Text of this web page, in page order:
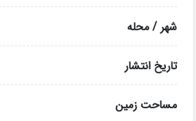
شهر / محله
تاریخ انتشار
مساحت زمین